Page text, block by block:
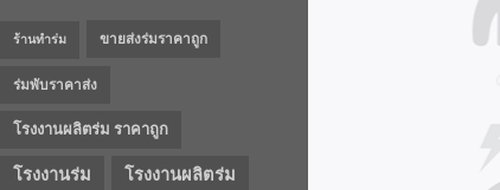
ร้านทำร่ม ขายส่งร่มราคาถูก
ร่มพับราคาส่ง
โรงงานผลิตร่ม ราคาถูก
โรงงานร่ม โรงงานผลิตร่ม